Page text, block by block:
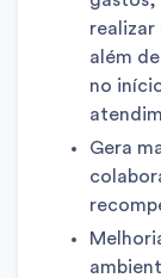
realizar
além
no
Gera